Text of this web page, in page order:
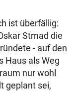
ist überfällig:
Strnad die
- auf den
Haus als Weg
nur wohl
geplant sei,